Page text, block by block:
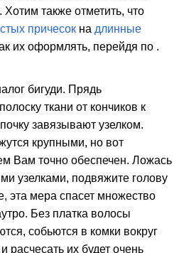
также отметить, что
причесок на длинные
их оформлять, перейдя по .
бигуди. Прядь
ткани от кончиков к
завязывают узелком.
крупными, но вот
Вам точно обеспечен. Ложась
узелками, подвяжите голову
эта мера спасет множество
Без платка волосы
собьются в комки вокруг
расчесать их будет очень